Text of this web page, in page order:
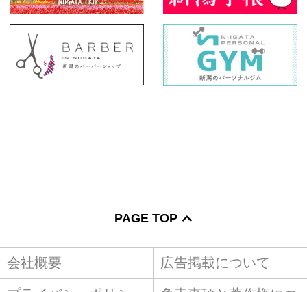
PAGE TOP
会社概要 広告掲載について